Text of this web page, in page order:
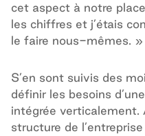
cet aspect à notre
les chiffres et j’étais
le faire nous-mêmes. »
S’en sont suivis des
définir les besoins
intégrée verticalement.
structure de